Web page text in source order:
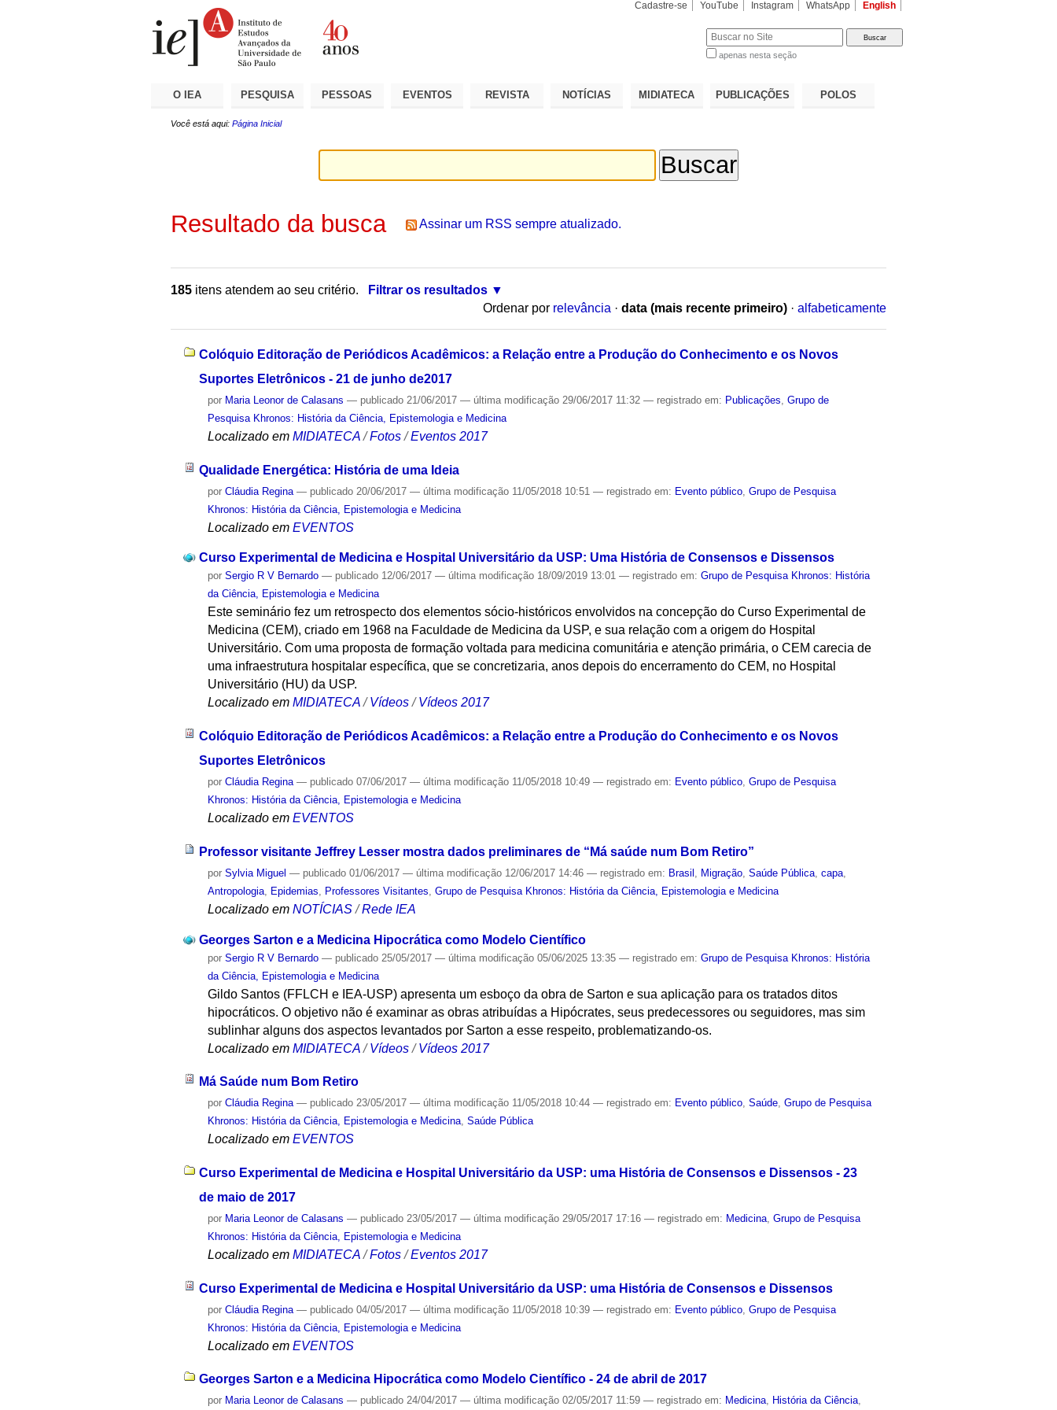
Cadastre-se YouTube Instagram WhatsApp English
apenas nesta seção
O IEA PESQUISA PESSOAS EVENTOS REVISTA NOTÍCIAS MIDIATECA PUBLICAÇÕES POLOS
Você está aqui: Página Inicial
Resultado da busca Assinar um RSS sempre atualizado.
185 itens atendem ao seu critério.
Filtrar os resultados
Ordenar por relevância · data (mais recente primeiro) · alfabeticamente
Colóquio Editoração de Periódicos Acadêmicos: a Relação entre a Produção do Conhecimento e os Novos
Suportes Eletrônicos - 21 de junho de2017
por Maria Leonor de Calasans — publicado 21/06/2017— última modificação 29/06/2017 11:32— registrado em: Publicações ,Grupo de
Pesquisa Khronos: História da Ciência, Epistemologia e Medicina
Localizado em MIDIATECA /Fotos /Eventos 2017
Qualidade Energética: História de uma Ideia
porCláudia Regina — publicado 20/06/2017— última modificação 11/05/2018 10:51— registrado em: Evento público ,Grupo de Pesquisa
Khronos: História da Ciência, Epistemologia e Medicina
Localizado em EVENTOS
Curso Experimental de Medicina e Hospital Universitário da USP: Uma História de Consensos e Dissensos
porSergio R V Bernardo — publicado 12/06/2017— última modificação 18/09/2019 13:01— registrado em:Grupo de Pesquisa Khronos: História
da Ciência, Epistemologia e Medicina
Este seminário fez um retrospecto dos elementos sócio-históricos envolvidos na concepção do Curso Experimental de
Medicina (CEM), criado em 1968 na Faculdade de Medicina da USP, e sua relação com a origem do Hospital
Universitário. Com uma proposta de formação voltada para medicina comunitária e atenção primária, o CEM carecia de
uma infraestrutura hospitalar específica, que se concretizaria, anos depois do encerramento do CEM, no Hospital
Universitário (HU) da USP.
Localizado em MIDIATECA /Vídeos /Vídeos 2017
Colóquio Editoração de Periódicos Acadêmicos: a Relação entre a Produção do Conhecimento e os Novos
Suportes Eletrônicos
porCláudia Regina — publicado 07/06/2017— última modificação 11/05/2018 10:49— registrado em: Evento público,Grupo de Pesquisa
Khronos: História da Ciência, Epistemologia e Medicina
Localizado em EVENTOS
Professor visitante Jeffrey Lesser mostra dados preliminares de “Má saúde num Bom Retiro”
porSylvia Miguel — publicado 01/06/2017— última modificação 12/06/2017 14:46— registrado em: Brasil Migração ,Saúde Pública ,capa
Antropologia
Epidemias Professores Visitantes ,Grupo de Pesquisa Khronos: História da Ciência, Epistemologia e Medicina
Localizado em NOTÍCIAS /Rede IEA
Georges Sarton e a Medicina Hipocrática como Modelo Científico
porSergio R V Bernardo — publicado 25/05/2017— última modificação 05/06/2025 13:35— registrado em:Grupo de Pesquisa Khronos: História
da Ciência, Epistemologia e Medicina
Gildo Santos (FFLCH e IEA-USP) apresenta um esboço da obra de Sarton e sua aplicação para os tratados ditos
hipocráticos. O objetivo não é examinar as obras atribuídas a Hipócrates, seus predecessores ou seguidores, mas sim
sublinhar alguns dos aspectos levantados por Sarton a esse respeito, problematizando-os.
Localizado em MIDIATECA /Vídeos /Vídeos 2017
Má Saúde num Bom Retiro
porCláudia Regina — publicado 23/05/2017— última modificação 11/05/2018 10:44— registrado em: Evento público,Saúde,Grupo de Pesquisa
Khronos: História da Ciência, Epistemologia e Medicina,Saúde Pública
Localizado em EVENTOS
Curso Experimental de Medicina e Hospital Universitário da USP: uma História de Consensos e Dissensos - 23
de maio de 2017
por Maria Leonor de Calasans — publicado 23/05/2017— última modificação 29/05/2017 17:16— registrado em: Medicina ,Grupo de Pesquisa
Khronos: História da Ciência, Epistemologia e Medicina
Localizado em MIDIATECA /Fotos /Eventos 2017
Curso Experimental de Medicina e Hospital Universitário da USP: uma História de Consensos e Dissensos
porCláudia Regina — publicado 04/05/2017— última modificação 11/05/2018 10:39— registrado em: Evento público ,Grupo de Pesquisa
Khronos: História da Ciência, Epistemologia e Medicina
Localizado em EVENTOS
Georges Sarton e a Medicina Hipocrática como Modelo Científico - 24 de abril de 2017
por Maria Leonor de Calasans — publicado 24/04/2017— última modificação 02/05/2017 11:59— registrado em: Medicina, História da Ciência,